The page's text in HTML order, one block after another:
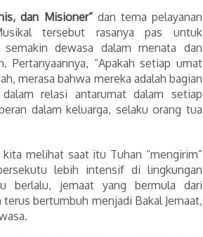
dan Misioner”dan tema pelayanan
tersebut rasanya pas untuk
dewasa dalam menata dan
Pertanyaannya, “Apakah setiap umat
merasa bahwa mereka adalah bagian
relasi antarumat dalam setiap
dalam keluarga, selaku orang tua
melihat saat itu Tuhan “mengirim”
lebih intensif di lingkungan
berlalu, jemaat yang bermula dari
bertumbuh menjadi Bakal Jemaat,